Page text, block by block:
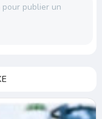
pour publier un